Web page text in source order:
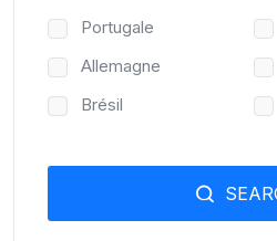
Portugale
Allemagne
Brésil